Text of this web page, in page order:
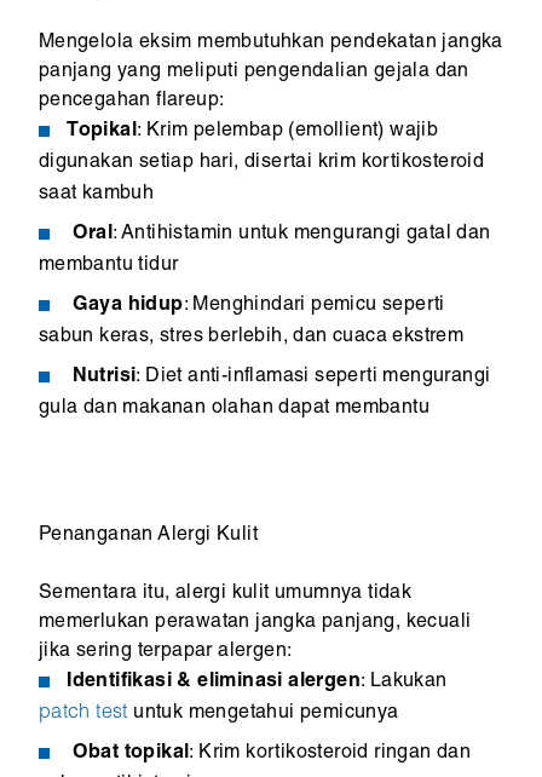
Mengelola eksim membutuhkan pendekatan jangka
panjang yang meliputi pengendalian gejala dan
pencegahan flareup:
Topikal: Krim pelembap (emollient) wajib
digunakan setiap hari, disertai krim kortikosteroid
saat kambuh
Oral: Antihistamin untuk mengurangi gatal dan
membantu tidur
Gaya hidup: Menghindari pemicu seperti
sabun keras, stres berlebih, dan cuaca ekstrem
Nutrisi: Diet anti-inflamasi seperti mengurangi
gula dan makanan olahan dapat membantu
Penanganan Alergi Kulit
Sementara itu, alergi kulit umumnya tidak
memerlukan perawatan jangka panjang, kecuali
jika sering terpapar alergen:
Identifikasi & eliminasi alergen: Lakukan
patch test untuk mengetahui pemicunya
Obat topikal: Krim kortikosteroid ringan dan